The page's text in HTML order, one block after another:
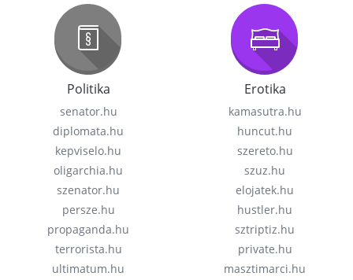
Politika
senator.hu
diplomata.hu
kepviselo.hu
oligarchia.hu
szenator.hu
persze.hu
propaganda.hu
terrorista.hu
ultimatum.hu
Erotika
kamasutra.hu
huncut.hu
szereto.hu
szuz.hu
elojatek.hu
hustler.hu
sztriptiz.hu
private.hu
masztimarci.hu